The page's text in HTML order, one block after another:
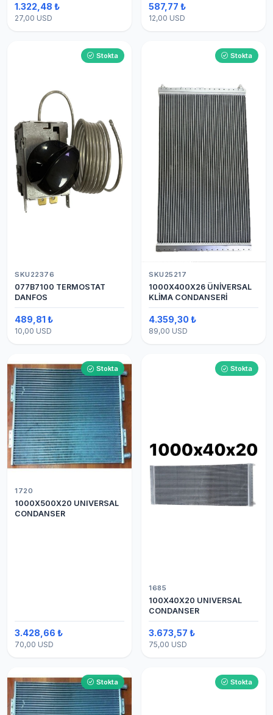
1.322,48 ₺
27,00 USD
587,77 ₺
12,00 USD
Stokta
SKU22376
077B7100 TERMOSTAT
DANFOS
489,81 ₺
10,00 USD
Stokta
SKU25217
1000X400X26 ÜNİVERSAL
KLİMA CONDANSERİ
4.359,30 ₺
89,00 USD
Stokta
1720
1000X500X20 UNIVERSAL
CONDANSER
3.428,66 ₺
70,00 USD
Stokta
1685
100X40X20 UNIVERSAL
CONDANSER
3.673,57 ₺
75,00 USD
Stokta Stokta